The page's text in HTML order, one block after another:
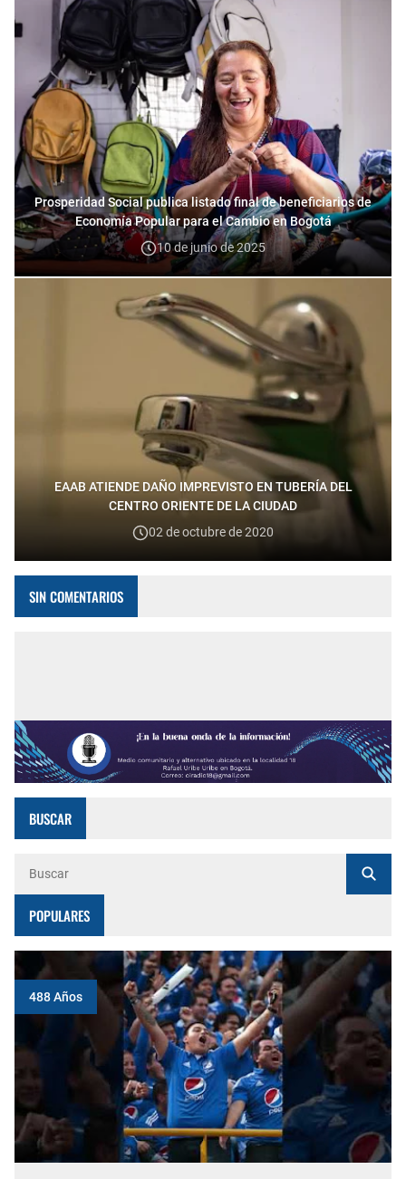
Prosperidad Social publica listado final de beneficiarios de
Economía Popular para el Cambio en Bogotá
10 de junio de 2025
EAAB ATIENDE DAÑO IMPREVISTO EN TUBERÍA DEL
CENTRO ORIENTE DE LA CIUDAD
02 de octubre de 2020
SIN COMENTARIOS
BUSCAR
POPULARES
488 Años